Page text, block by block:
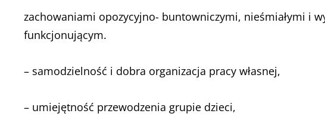
zachowaniami opozycyjno- buntowniczymi, nieśmiałymi i
funkcjonującym.
– samodzielność i dobra organizacja pracy własnej,
– umiejętność przewodzenia grupie dzieci,